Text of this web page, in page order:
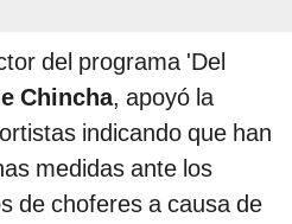
del programa 'Del
Chincha, apoyó la
indicando que han
medidas ante los
de choferes a causa de